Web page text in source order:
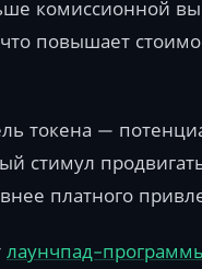
комиссионной
повышает
токена —
стимул
платного
лаунчпад-